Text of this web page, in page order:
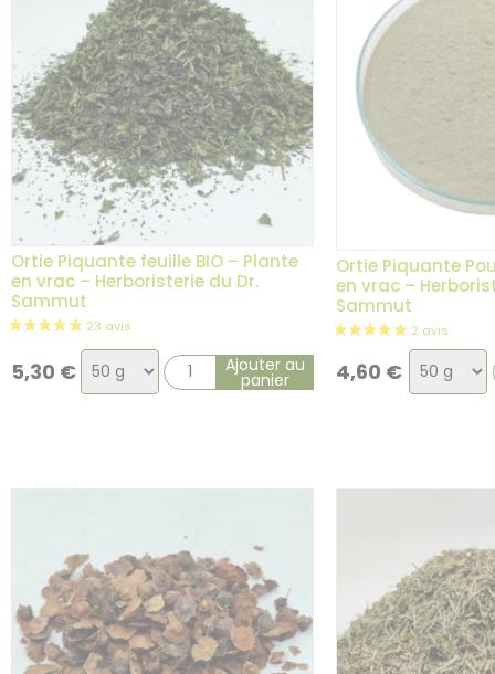
Ortie Piquante feuille BIO – Plante
en vrac – Herboristerie du Dr.
Sammut
5,30 € Choix
de
Ajouter au
panier
Ortie Piquante
en vrac –
Sammut
4,60 €
Choix
de